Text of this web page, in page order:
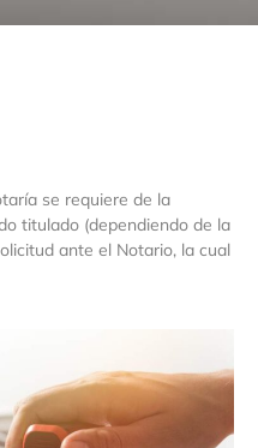
se requiere de la
titulado (dependiendo de la
ante el Notario, la cual